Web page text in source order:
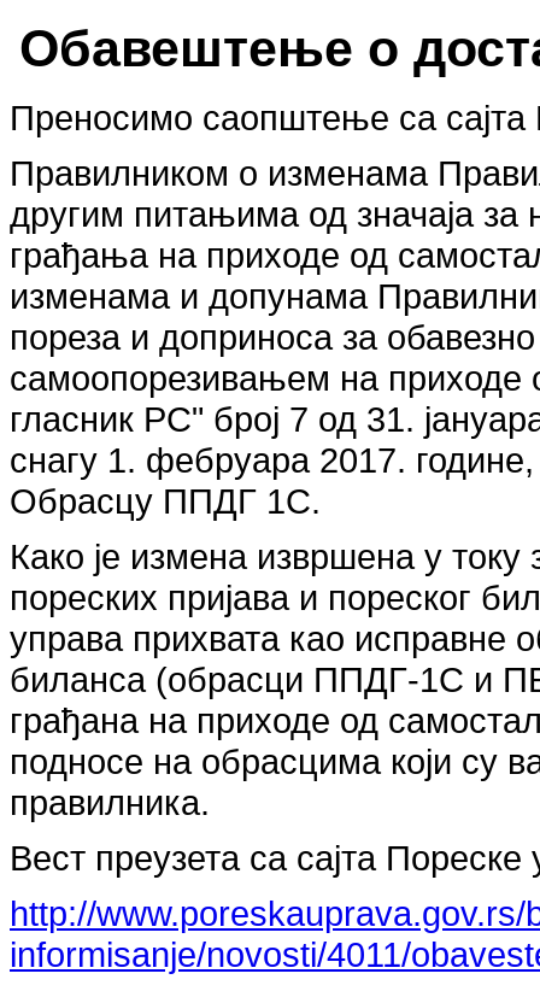
Обавештење о
Преносимо саопштење са сајта
Правилником о изменама
другим питањима од значаја
грађања на приходе од
изменама и допунама
пореза и доприноса за
самоопорезивањем на приходе
гласник РС" број 7 од 31.
снагу 1. фебруара 2017.
Обрасцу ППДГ 1С.
Како је измена извршена у
пореских пријава и пореског
управа прихвата као исправне
биланса (обрасци ППДГ-1С и ПБ
грађана на приходе од
подносе на обрасцима који су
правилника.
Вест преузета са сајта Пореске
http://www.poreskauprava.gov.rs/
informisanje/novosti/4011/